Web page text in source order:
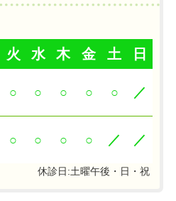
火 水 木 金 土 日
○ ○ ○ ○ ○ ／
○ ○ ○ ○ ／ ／
休診日:土曜午後・日・祝